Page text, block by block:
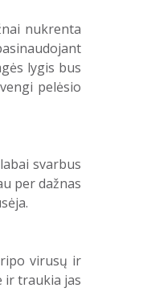
nukrenta
lygis bus
pelėsio
svarbus
per dažnas
virusų ir
ir traukia jas